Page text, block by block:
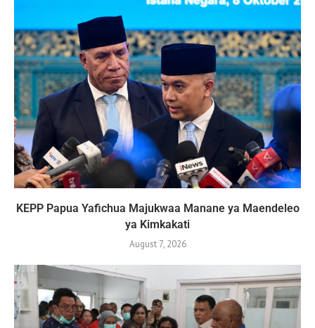
KEPP Papua Yafichua Majukwaa Manane ya Maendeleo
ya Kimkakati
August 7, 2026